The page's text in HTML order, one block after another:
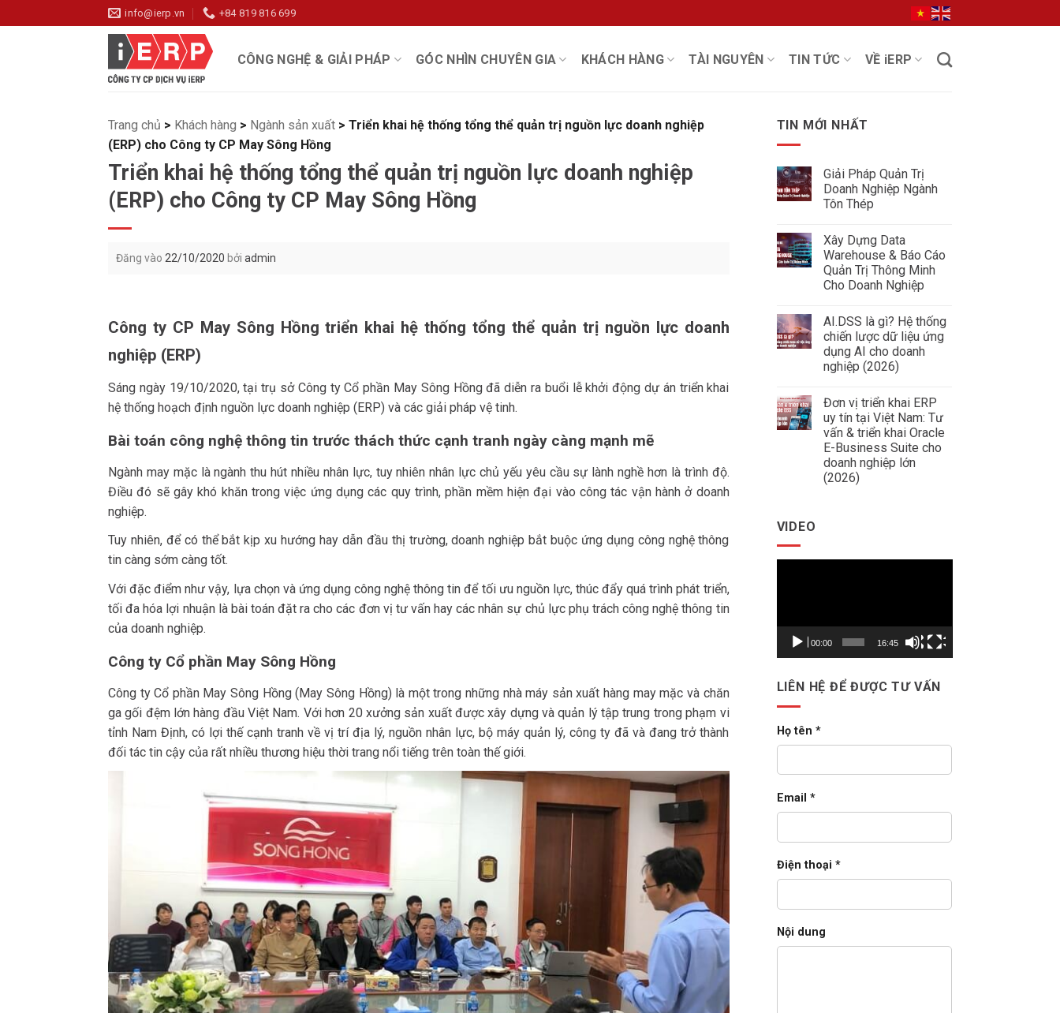
qua
info@ierp.vn +84 819 816 699
CÔNG NGHỆ & GIẢI PHÁP GÓC NHÌN CHUYÊN GIA KHÁCH HÀNG TÀI NGUYÊN TIN TỨC VỀ iERP
Trang chủ > Khách hàng > Ngành sản xuất > Triển khai hệ thống tổng thể quản trị nguồn lực doanh nghiệp
(ERP) cho Công ty CP May Sông Hồng
Triển khai hệ thống tổng thể quản trị nguồn lực doanh nghiệp
(ERP) cho Công ty CP May Sông Hồng
Đăng vào 22/10/2020 bởi admin
Công ty CP May Sông Hồng triển khai hệ thống tổng thể quản trị nguồn lực doanh
nghiệp (ERP)
Sáng ngày 19/10/2020, tại trụ sở Công ty Cổ phần May Sông Hồng đã diễn ra buổi lễ khởi động dự án triển khai
hệ thống hoạch định nguồn lực doanh nghiệp (ERP) và các giải pháp vệ tinh.
Bài toán công nghệ thông tin trước thách thức cạnh tranh ngày càng mạnh mẽ
Ngành may mặc là ngành thu hút nhiều nhân lực, tuy nhiên nhân lực chủ yếu yêu cầu sự lành nghề hơn là trình độ.
Điều đó sẽ gây khó khăn trong việc ứng dụng các quy trình, phần mềm hiện đại vào công tác vận hành ở doanh
nghiệp.
Tuy nhiên, để có thể bắt kịp xu hướng hay dẫn đầu thị trường, doanh nghiệp bắt buộc ứng dụng công nghệ thông
tin càng sớm càng tốt.
Với đặc điểm như vậy, lựa chọn và ứng dụng công nghệ thông tin để tối ưu nguồn lực, thúc đẩy quá trình phát triển,
tối đa hóa lợi nhuận là bài toán đặt ra cho các đơn vị tư vấn hay các nhân sự chủ lực phụ trách công nghệ thông tin
của doanh nghiệp.
Công ty Cổ phần May Sông Hồng
Công ty Cổ phần May Sông Hồng (May Sông Hồng) là một trong những nhà máy sản xuất hàng may mặc và chăn
ga gối đệm lớn hàng đầu Việt Nam. Với hơn 20 xưởng sản xuất được xây dựng và quản lý tập trung trong phạm vi
tỉnh Nam Định, có lợi thế cạnh tranh về vị trí địa lý, nguồn nhân lực, bộ máy quản lý, công ty đã và đang trở thành
đối tác tin cậy của rất nhiều thương hiệu thời trang nổi tiếng trên toàn thế giới.
TIN MỚI NHẤT
Giải Pháp Quản Trị
Doanh Nghiệp Ngành
Tôn Thép
bình
luận
ở
Giải
Pháp
Quản
Nghiệp
Ngành
Tôn
Thép
Xây Dựng Data
Warehouse & Báo Cáo
Quản Trị Thông Minh
Cho Doanh Nghiệp
bình
luận
ở
Xây
Dựng
Data
Báo
Cáo
Quản
Trị
Thông
Minh
Cho
Doanh
Nghiệp
AI.DSS là gì? Hệ thống
chiến lược dữ liệu ứng
dụng AI cho doanh
nghiệp (2026)
bình
luận
ở
AI.DSS
là
gì?
Hệ
thống
chiến
cho
Đơn vị triển khai ERP
uy tín tại Việt Nam: Tư
vấn & triển khai Oracle
E-Business Suite cho
doanh nghiệp lớn
(2026)
Việt
Nam:
Tư
vấn
triển
khai
VIDEO
00:00 16:45
LIÊN HỆ ĐỂ ĐƯỢC TƯ VẤN
Họ tên *
Email *
Điện thoại *
Nội dung